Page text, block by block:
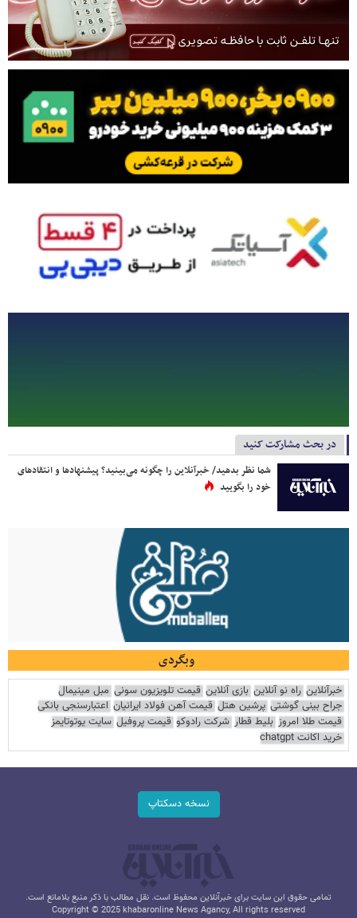
در بحث مشارکت کنید
شما نظر بدهید/ خبرآنلاین را چگونه می‌بینید؟ پیشنهادها و انتقادهای
خود را بگویید
وبگردی
خبرآنلاین راه نو آنلاین بازی آنلاین قیمت تلویزیون سونی مبل مینیمال
جراح بینی گوشتی پرشین هتل قیمت آهن فولاد ایرانیان اعتبارسنجی بانکی
قیمت طلا امروز بلیط قطار شرکت رادوکو قیمت پروفیل سایت یوتوتایمز
خرید اکانت chatgpt
نسخه دسکتاپ
تمامی حقوق این سایت برای خبرآنلاین محفوظ است. نقل مطالب با ذکر منبع بلامانع است.
Copyright © 2025 khabaronline News Agancy, All rights reserved